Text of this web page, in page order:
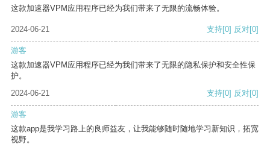
这款加速器VPM应用程序已经为我们带来了无限的流畅体验。
2024-06-21 支持[0] 反对[0]
游客
这款加速器VPM应用程序已经为我们带来了无限的隐私保护和安全性保
护。
2024-06-21
支持[0] 反对[0]
游客
这款app是我学习路上的良师益友，让我能够随时随地学习新知识，拓宽
视野。